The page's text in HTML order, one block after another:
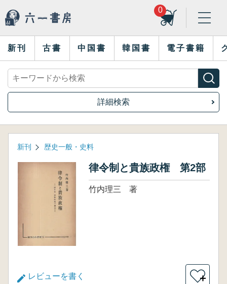
0
新刊 古書 中国書 韓国書 電子書籍
詳細検索
新刊 歴史一般・史料
律令制と貴族政権 第2部
竹内理三 著
レビューを書く ＋